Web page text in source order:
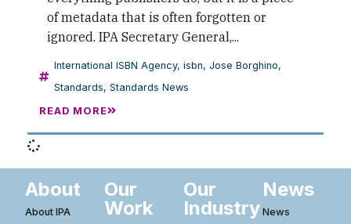
of metadata that is often forgotten or
ignored. IPA Secretary General,...
International ISBN Agency, isbn, Jose Borghino,
Standards, Standards News
READ MORE
About
About IPA
Our
Work
Our
Industry
News
News